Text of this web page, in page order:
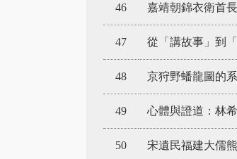
46 嘉靖朝錦衣衛首
47 從「講故事」到
48 京狩野蟠龍圖的
49 心體與證道：林
50 宋遺民福建大儒